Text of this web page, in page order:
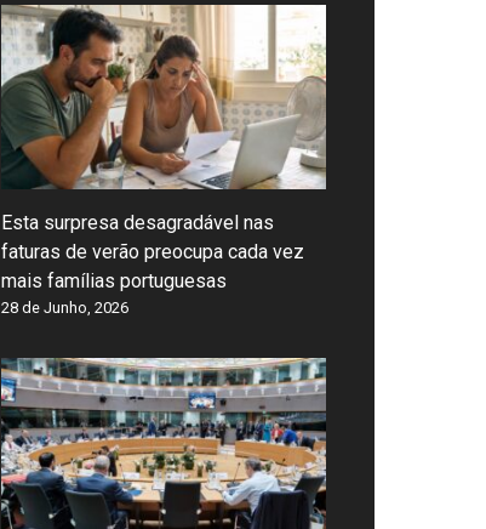
Esta surpresa desagradável nas
faturas de verão preocupa cada vez
mais famílias portuguesas
28 de Junho, 2026